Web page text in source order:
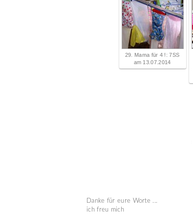
29. Mama für 4 !: 7SS
am 13.07.2014
Danke für eure Worte ...
ich freu mich